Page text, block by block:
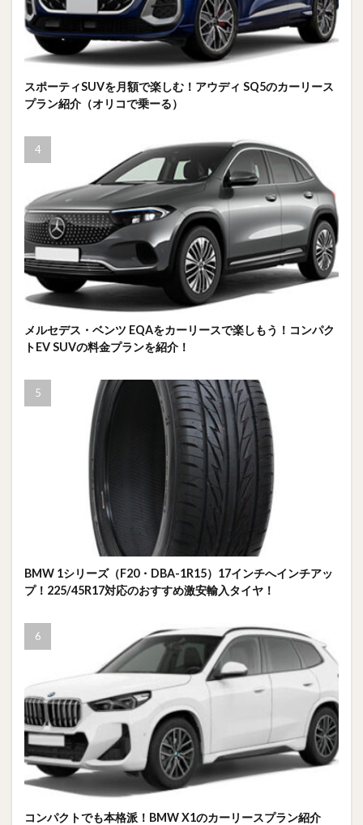
スポーティSUVを月額で楽しむ！アウディ SQ5のカーリース
プラン紹介（オリコで乗ーる）
メルセデス・ベンツ EQAをカーリースで楽しもう！コンパク
トEV SUVの料金プランを紹介！
BMW 1シリーズ（F20・DBA-1R15）17インチへインチアッ
プ！225/45R17対応のおすすめ激安輸入タイヤ！
コンパクトでも本格派！BMW X1のカーリースプラン紹介